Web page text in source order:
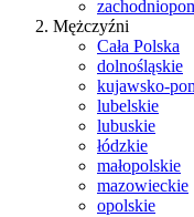
Mężczyźni
Cała Polska
dolnośląskie
kujawsko-
lubelskie
lubuskie
łódzkie
małopolskie
mazowieckie
opolskie